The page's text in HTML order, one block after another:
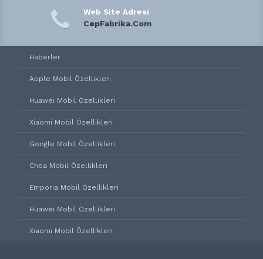
Web Site Adresi
CepFabrika.Com
Haberler
Apple Mobil Özellikleri
Huawei Mobil Özellikleri
Xiaomi Mobil Özellikleri
Google Mobil Özellikleri
Chea Mobil Özellikleri
Emporia Mobil Özellikleri
Huawei Mobil Özellikleri
Xiaomi Mobil Özellikleri